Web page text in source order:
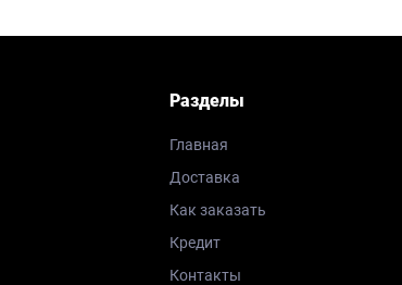
Разделы
Главная
Доставка
Как заказать
Кредит
Контакты